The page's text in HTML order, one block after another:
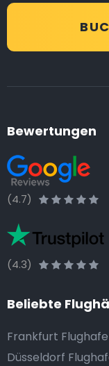
Bewertungen
(4.7)
(4.3)
Beliebte
Frankfurt
Düsseldorf